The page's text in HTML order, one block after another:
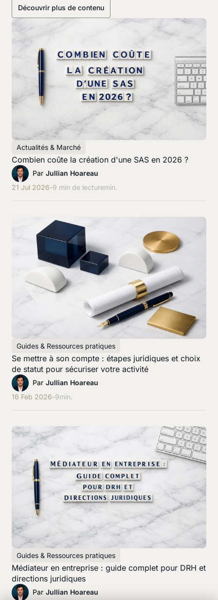
Découvrir plus de contenu
Actualités & Marché
Combien coûte la création d'une SAS en 2026 ?
Par Jullian Hoareau
21 Jul 2026-9 min de lecturemin.
Guides & Ressources pratiques
Se mettre à son compte : étapes juridiques et choix
de statut pour sécuriser votre activité
Par Jullian Hoareau
16 Feb 2026-9min.
Guides & Ressources pratiques
Médiateur en entreprise : guide complet pour DRH et
directions juridiques
Par Jullian Hoareau